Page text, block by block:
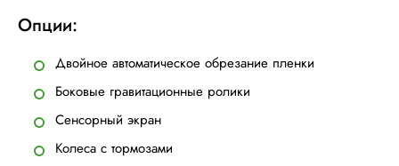
Опции:
Двойное автоматическое обрезание пленки
Боковые гравитационные ролики
Сенсорный экран
Колеса с тормозами